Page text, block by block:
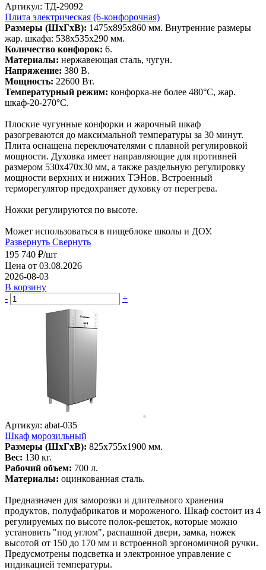
Артикул: ТД-29092
Плита электрическая (6-конфорочная)
Размеры (ШхГхВ): 1475х895х860 мм. Внутренние размеры
жар. шкафа: 538x535x290 мм.
Количество конфорок: 6.
Материалы: нержавеющая сталь, чугун.
Напряжение: 380 В.
Мощность: 22600 Вт.
Температурный режим: конфорка-не более 480°С, жар.
шкаф-20-270°С.
Плоские чугунные конфорки и жарочный шкаф
разогреваются до максимальной температуры за 30 минут.
Плита оснащена переключателями с плавной регулировкой
мощности. Духовка имеет направляющие для противней
размером 530х470х30 мм, а также раздельную регулировку
мощности верхних и нижних ТЭНов. Встроенный
терморегулятор предохраняет духовку от перегрева.
Ножки регулируются по высоте.
Может использоваться в пищеблоке школы и ДОУ.
Развернуть Свернуть
195 740 ₽/шт
Цена от 03.08.2026
2026-08-03
В корзину
-
+
Артикул: abat-035
Шкаф морозильный
Размеры (ШхГхВ): 825х755х1900 мм.
Вес: 130 кг.
Рабочий объем: 700 л.
Материалы: оцинкованная сталь.
Предназначен для заморозки и длительного хранения
продуктов, полуфабрикатов и мороженого. Шкаф состоит из 4
регулируемых по высоте полок-решеток, которые можно
установить "под углом", распашной двери, замка, ножек
высотой от 150 до 170 мм и встроенной эргономичной ручки.
Предусмотрены подсветка и электронное управление с
индикацией температуры.